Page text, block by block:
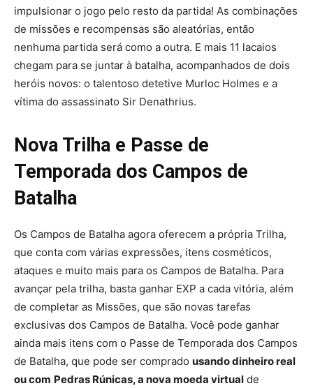
impulsionar o jogo pelo resto da partida! As combinações
de missões e recompensas são aleatórias, então
nenhuma partida será como a outra. E mais 11 lacaios
chegam para se juntar à batalha, acompanhados de dois
heróis novos: o talentoso detetive Murloc Holmes e a
vítima do assassinato Sir Denathrius.
Nova Trilha e Passe de
Temporada dos Campos de
Batalha
Os Campos de Batalha agora oferecem a própria Trilha,
que conta com várias expressões, itens cosméticos,
ataques e muito mais para os Campos de Batalha. Para
avançar pela trilha, basta ganhar EXP a cada vitória, além
de completar as Missões, que são novas tarefas
exclusivas dos Campos de Batalha. Você pode ganhar
ainda mais itens com o Passe de Temporada dos Campos
de Batalha, que pode ser comprado usando dinheiro real
ou com Pedras Rúnicas, a nova moeda virtual de